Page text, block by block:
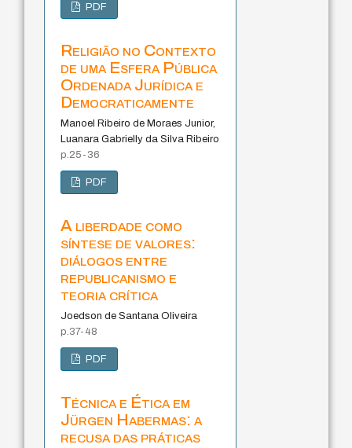
PDF
Religião no Contexto
de uma Esfera Pública
Ordenada Jurídica e
Democraticamente
Manoel Ribeiro de Moraes Junior,
Luanara Gabrielly da Silva Ribeiro
p.25-36
PDF
A liberdade como
síntese de valores:
diálogos entre
republicanismo e
teoria crítica
Joedson de Santana Oliveira
p.37-48
PDF
Técnica e Ética em
Jürgen Habermas: a
recusa das práticas